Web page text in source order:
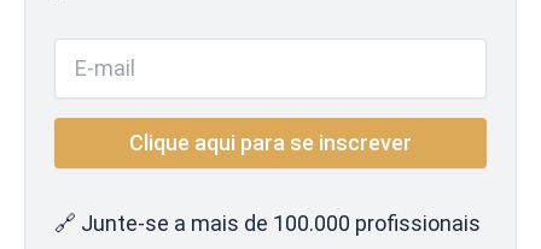
🔗 Junte-se a mais de 100.000 profissionais